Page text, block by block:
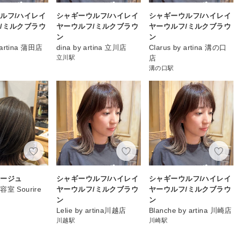
フ/ハイレイ
ルクブラウ
蒲田店
シャギーウルフ/ハイレイ
ヤーウルフ/ミルクブラウ
ン
dina by artina 立川店
立川駅
シャギーウルフ/ハイレイ
ヤーウルフ/ミルクブラウ
ン
Clarus by artina 溝の口
店
溝の口駅
ジュ
室 Sourire
シャギーウルフ/ハイレイ
ヤーウルフ/ミルクブラウ
ン
Lelie by artina川越店
川越駅
シャギーウルフ/ハイレイ
ヤーウルフ/ミルクブラウ
ン
Blanche by artina 川崎店
川崎駅